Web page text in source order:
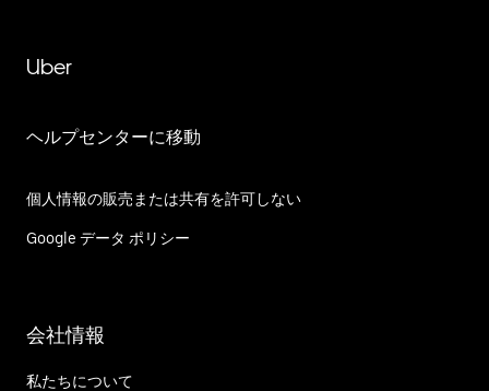
Uber
ヘルプセンターに移動
個人情報の販売または共有を許可しない
Google データ ポリシー
会社情報
私たちについて